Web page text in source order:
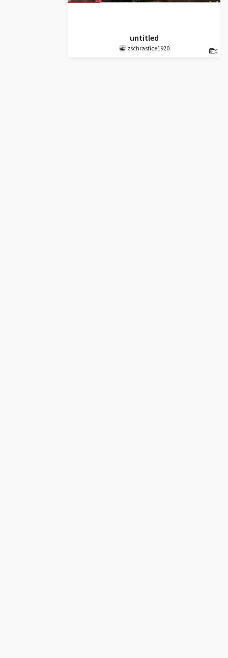
untitled
zschrastice1920